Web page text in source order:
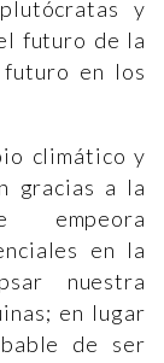
y
futuro de la
en los
climático y
gracias a la
empeora
en la
nuestra
en lugar
de ser